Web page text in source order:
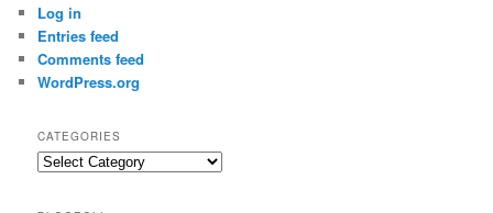
Log in
Entries feed
Comments feed
WordPress.org
CATEGORIES
Categories